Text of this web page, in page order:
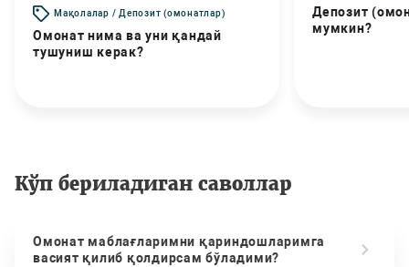
Мақолалар / Депозит (омонатлар)
Омонат нима ва уни қандай
тушуниш керак?
Депозит
мумкин?
Кўп бериладиган саволлар
Омонат маблағларимни қариндошларимга
васият қилиб қолдирсам бўладими?